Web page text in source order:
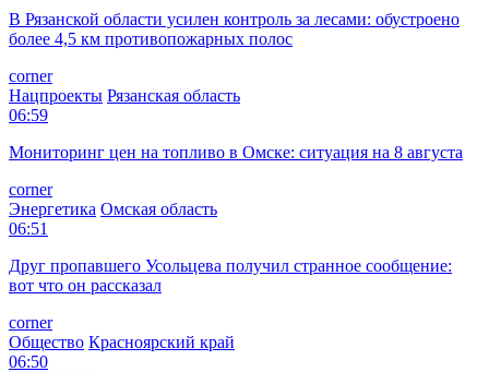
В Рязанской области усилен контроль за лесами: обустроено
более 4,5 км противопожарных полос
corner
Нацпроекты Рязанская область
06:59
Мониторинг цен на топливо в Омске: ситуация на 8 августа
corner
Энергетика Омская область
06:51
Друг пропавшего Усольцева получил странное сообщение:
вот что он рассказал
corner
Общество Красноярский край
06:50